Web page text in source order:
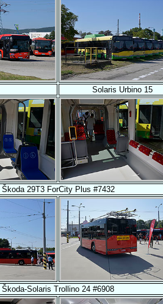
Solaris Urbino 15
Škoda 29T3 ForCity Plus #7432
Škoda-Solaris Trollino 24 #6908